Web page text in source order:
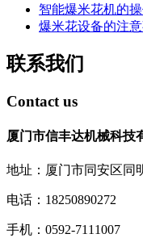
智能爆米花机的
爆米花设备的注
联系我们
Contact us
厦门市信丰达机械科技
地址：厦门市同安区同
电话：18250890272
手机：0592-7111007